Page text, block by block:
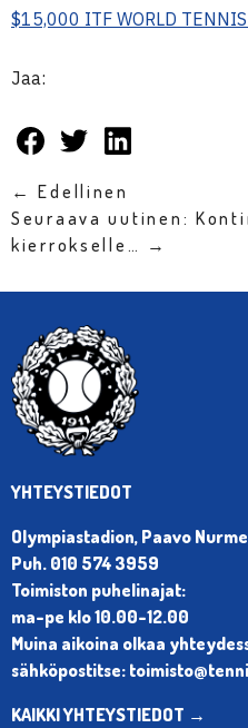
$15,000 ITF WORLD
Jaa:
← Edellinen
Seuraava uutinen:
kierrokselle… →
YHTEYSTIEDOT
Olympiastadion, Paavo
Puh. 010 574 3959
Toimiston puhelinajat:
ma-pe klo 10.00-12.00
Muina aikoina olkaa
sähköpostitse:
KAIKKI YHTEYSTIEDOT →